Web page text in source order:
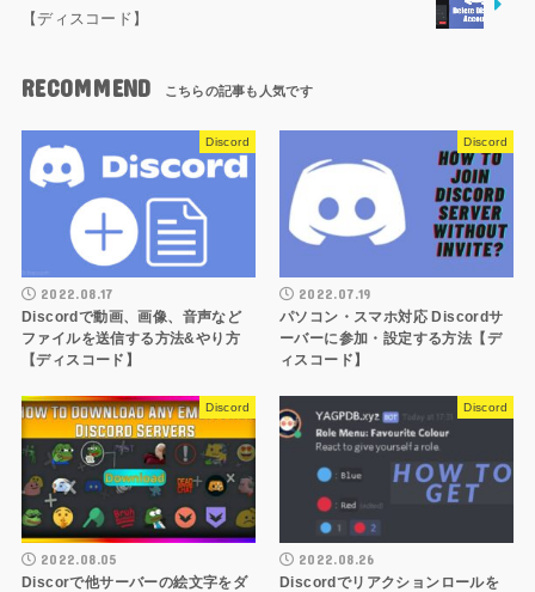
【ディスコード】
RECOMMEND
Discord
2022.08.17
Discordで動画、画像、音声など
ファイルを送信する方法&やり方
【ディスコード】
Discord
2022.07.19
パソコン・スマホ対応 Discordサ
ーバーに参加・設定する方法【デ
ィスコード】
Discord
2022.08.05
Discorで他サーバーの絵文字をダ
Discord
2022.08.26
Discordでリアクションロールを